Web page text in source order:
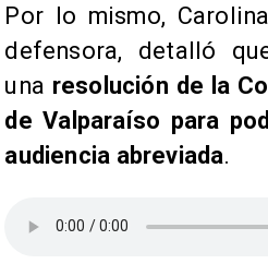
Por lo mismo,
defensora, detalló
una resolución de la
de Valparaíso para
audiencia abreviada.